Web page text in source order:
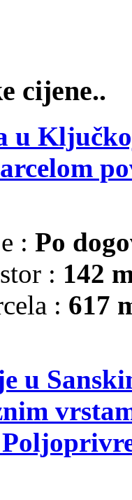
cijene..
u
: Po
: 142
: 617
u